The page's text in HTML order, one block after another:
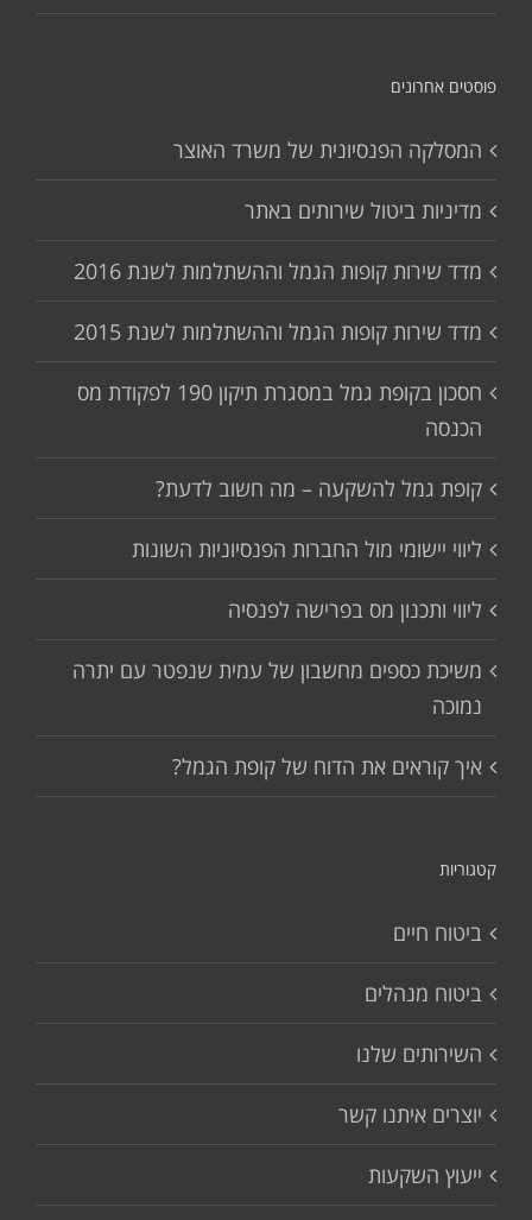
פוסטים אחרונים
המסלקה הפנסיונית של משרד האוצר
מדיניות ביטול שירותים באתר
מדד שירות קופות הגמל וההשתלמות לשנת 2016
מדד שירות קופות הגמל וההשתלמות לשנת 2015
חסכון בקופת גמל במסגרת תיקון 190 לפקודת מס
הכנסה
קופת גמל להשקעה – מה חשוב לדעת?
ליווי יישומי מול החברות הפנסיוניות השונות
ליווי ותכנון מס בפרישה לפנסיה
משיכת כספים מחשבון של עמית שנפטר עם יתרה
נמוכה
איך קוראים את הדוח של קופת הגמל?
קטגוריות
ביטוח חיים
ביטוח מנהלים
השירותים שלנו
יוצרים איתנו קשר
ייעוץ השקעות